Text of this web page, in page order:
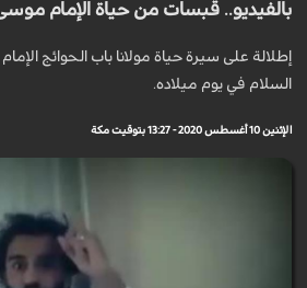
بالفيديو.. قبسات من حياة الإمام
إطلالة على سيرة حياة مولانا باب الحوائج
السلام في يوم ميلاده.
الإثنين 10 أغسطس 2020 - 13:27 بتوقيت مكة